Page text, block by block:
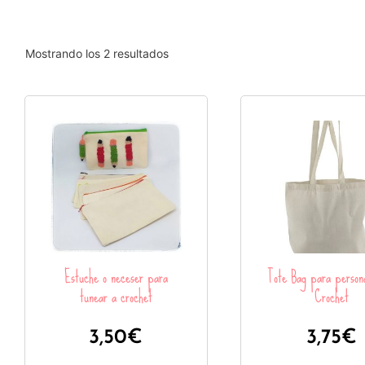
Mostrando los 2 resultados
Estuche o neceser para
tunear a crochet
3,50€
Tote Bag para
Crochet
3,75€